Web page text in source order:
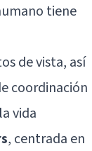
tiene
de vista, así
coordinación
vida
, centrada en